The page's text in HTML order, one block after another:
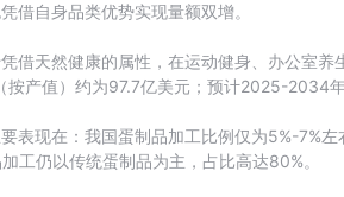
借自身品类优势实现量额双增。
借天然健康的属性，在运动健身、办公室
产值）约为97.7亿美元；预计2025-2034
表现在：我国蛋制品加工比例仅为5%-7%
工仍以传统蛋制品为主，占比高达80%。